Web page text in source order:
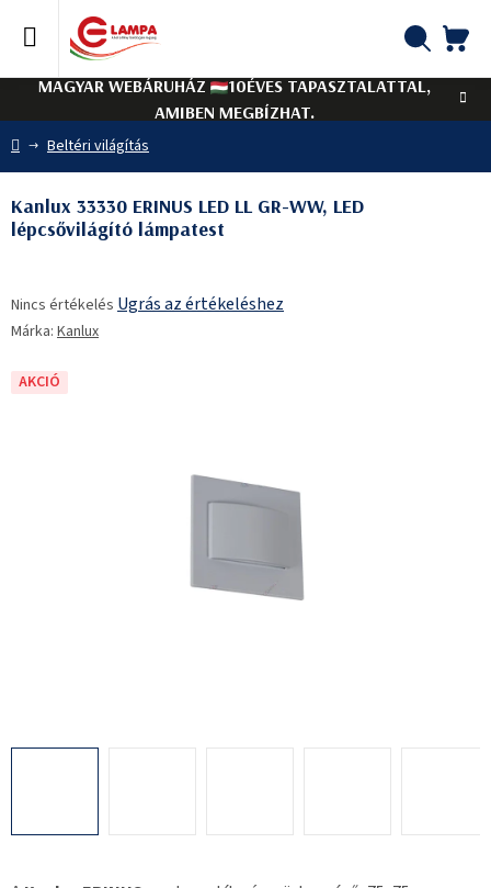
tartalomhoz
MAGYAR WEBÁRUHÁZ
10ÉVES TAPASZTALATTAL,
AMIBEN MEGBÍZHAT.
Kezdőlap
Beltéri világítás
Kanlux 33330 ERINUS LED LL GR-WW, LED
lépcsővilágító lámpatest
termék
átlagos
5-
Nincs értékelés Ugrás az értékeléshez
Márka: Kanlux
AKCIÓ